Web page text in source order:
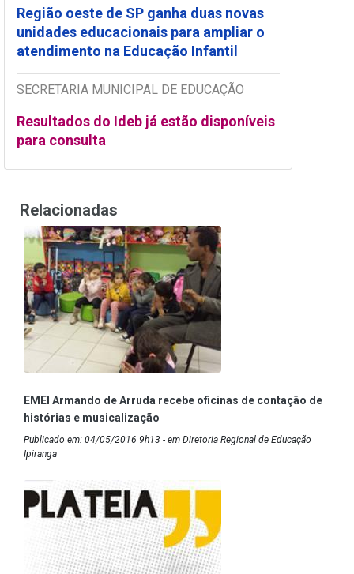
Região oeste de SP ganha duas novas
unidades educacionais para ampliar o
atendimento na Educação Infantil
SECRETARIA MUNICIPAL DE EDUCAÇÃO
Resultados do Ideb já estão disponíveis
para consulta
Relacionadas
EMEI Armando de Arruda recebe oficinas de contação de
histórias e musicalização
Publicado em: 04/05/2016 9h13 - em Diretoria Regional de Educação
Ipiranga